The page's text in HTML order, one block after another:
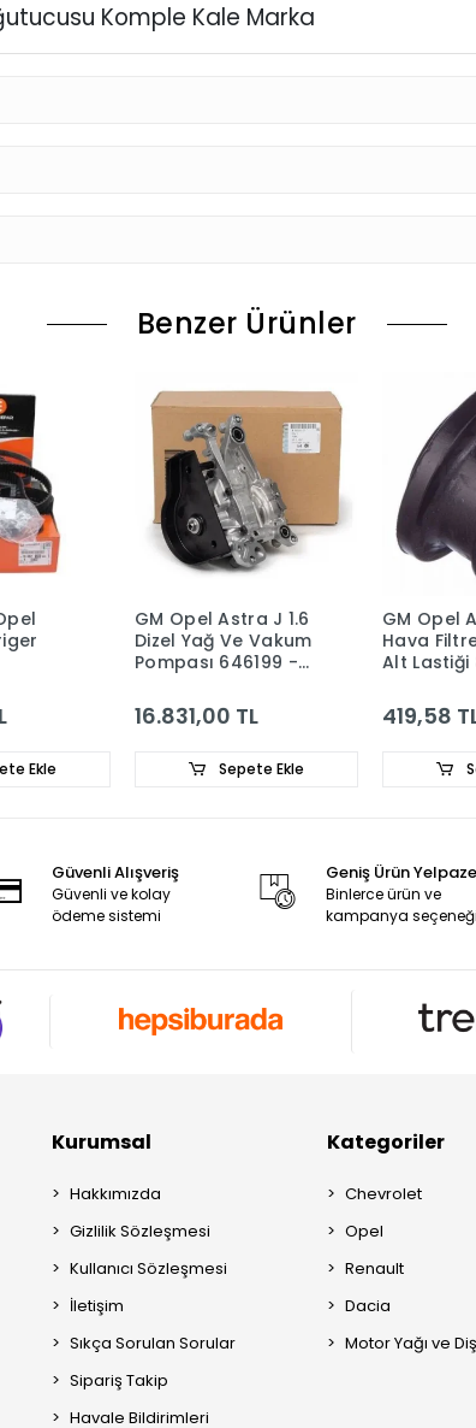
Komple Kale Marka
Benzer Ürünler
Ekle
GM Opel Astra J 1.6
Dizel Yağ Ve Vakum
Pompası 646199 -
16.831,00 TL
Sepete Ekle
GM Opel
Hava
Alt Lastiği
419,58
Güvenli Alışveriş
Güvenli ve kolay
ödeme sistemi
Geniş Ürün
Binlerce ürün ve
kampanya seçeneği
Kurumsal
Hakkımızda
Gizlilik Sözleşmesi
Kullanıcı Sözleşmesi
İletişim
Sıkça Sorulan Sorular
Sipariş Takip
Havale Bildirimleri
Kategoriler
Chevrolet
Opel
Renault
Dacia
Motor Yağı ve